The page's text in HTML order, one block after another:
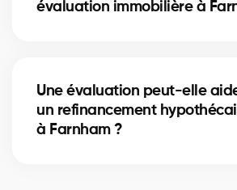
à Farnham.
évaluation immobilière à
détaillée à Farnham peut prendre
selon la complexité du bien.
Une évaluation peut-elle
un refinancement
à Farnham ?